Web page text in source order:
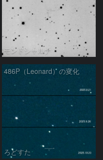
モンドシャルナ
486P（Leonard）の変化
ろどすた